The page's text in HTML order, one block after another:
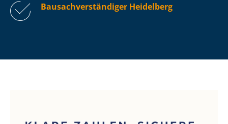
Bau­sach­ver­stän­di­ger Heidelberg